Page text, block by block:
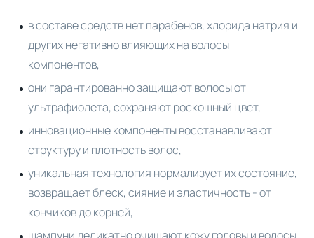
в составе средств нет парабенов, хлорида натрия и
других негативно влияющих на волосы
компонентов,
они гарантированно защищают волосы от
ультрафиолета, сохраняют роскошный цвет,
инновационные компоненты восстанавливают
структуру и плотность волос,
уникальная технология нормализует их состояние,
возвращает блеск, сияние и эластичность - от
кончиков до корней,